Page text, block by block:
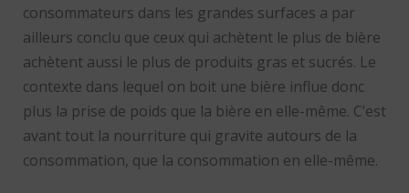
consommateurs dans les grandes surfaces a par
ailleurs conclu que ceux qui achètent le plus de bière
achètent aussi le plus de produits gras et sucrés. Le
contexte dans lequel on boit une bière influe donc
plus la prise de poids que la bière en elle-même. C’est
avant tout la nourriture qui gravite autours de la
consommation, que la consommation en elle-même.